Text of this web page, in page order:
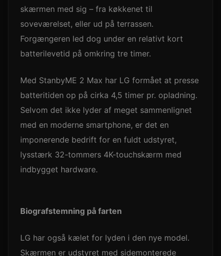
skærmen med sig – fra køkkenet til
soveværelset, eller ud på terrassen.
Forgængeren led dog under en relativt kort
batterilevetid på omkring tre timer.
Med StanbyME 2 Max har LG formået at presse
batteritiden op på cirka 4,5 timer pr. opladning.
Selvom det ikke lyder af meget sammenlignet
med en moderne smartphone, er det en
imponerende bedrift for en fuldt udstyret,
lysstærk 32-tommers 4K-touchskærm med
indbygget hardware.
Biografstemning på farten
LG har også kælet for lyden i den nye model.
Skærmen er udstyret med sidemonterede